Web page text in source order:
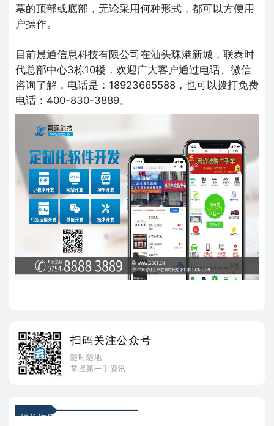
幕的顶部或底部，无论采用何种形式，都可以方便用
户操作。
目前晨通信息科技有限公司在汕头珠港新城，联泰时
代总部中心3栋10楼，欢迎广大客户通过电话、微信
咨询了解，电话是：18923665588，也可以拨打免费
电话：400-830-3889。
扫码关注公众号
随时随地
掌握第一手资讯
相关资讯